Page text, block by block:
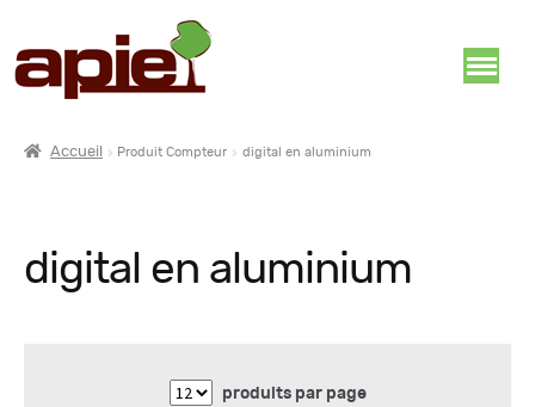
Accueil Produit Compteur digital en aluminium
digital en aluminium
produits par page